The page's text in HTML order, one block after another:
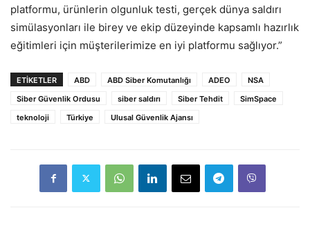
platformu, ürünlerin olgunluk testi, gerçek dünya saldırı
simülasyonları ile birey ve ekip düzeyinde kapsamlı hazırlık
eğitimleri için müşterilerimize en iyi platformu sağlıyor.”
ETIKETLER ABD ABD Siber Komutanlığı ADEO
NSA
Siber Güvenlik Ordusu
siber saldırı Siber Tehdit
SimSpace
teknoloji
Türkiye Ulusal Güvenlik Ajansı